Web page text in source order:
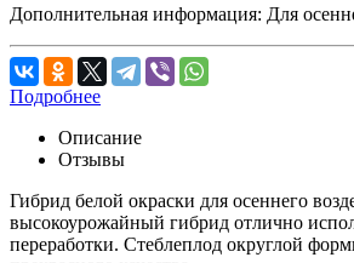
Дополнительная информация: Для
Подробнее
Описание
Отзывы
Гибрид белой окраски для осеннего
высокоурожайный гибрид отлично
переработки. Стеблеплод округлой